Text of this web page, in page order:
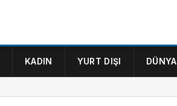
KADIN YURT DIŞI DÜNYA